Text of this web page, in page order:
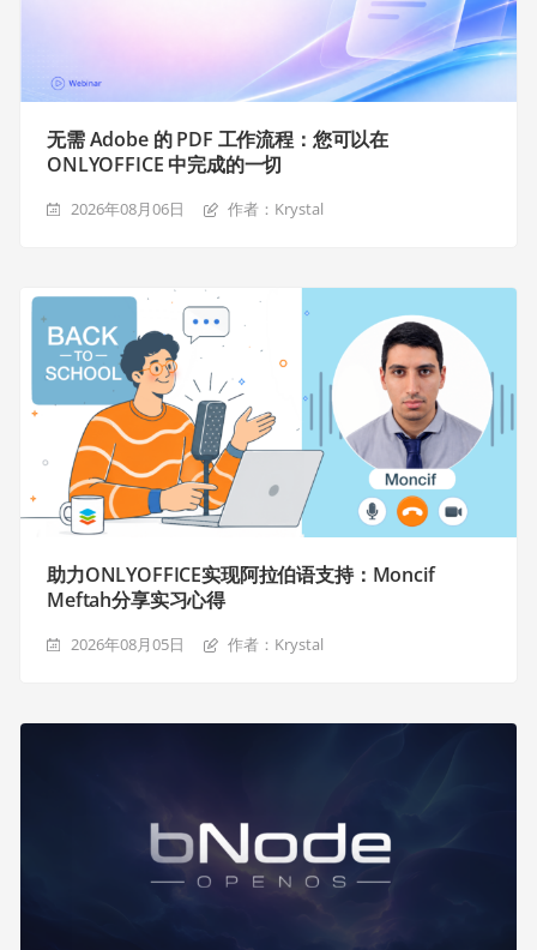
无需 Adobe 的 PDF 工作流程：您可以在
ONLYOFFICE 中完成的一切
2026年08月06日 作者：Krystal
助力ONLYOFFICE实现阿拉伯语支持：Moncif
Meftah分享实习心得
2026年08月05日 作者：Krystal